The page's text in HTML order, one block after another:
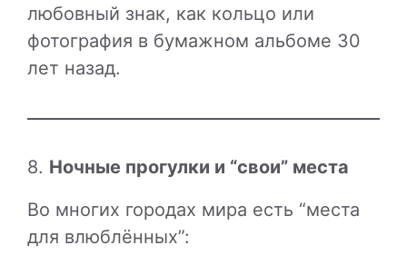
любовный знак, как кольцо или
фотография в бумажном альбоме 30
лет назад.
8. Ночные прогулки и “свои” места
Во многих городах мира есть “места
для влюблённых”: